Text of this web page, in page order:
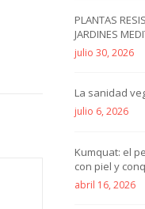
PLANTAS
JARDINES
julio 30, 2026
La sanidad
julio 6, 2026
Kumquat: el
con piel y
abril 16, 2026